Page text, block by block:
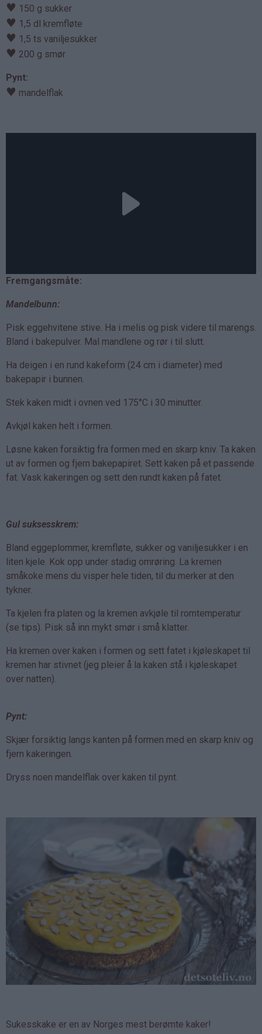
♥ 150 g sukker
♥ 1,5 dl kremfløte
♥ 1,5 ts vaniljesukker
♥ 200 g smør
Pynt:
♥ mandelflak
Fremgangsmåte:
Mandelbunn:
Pisk eggehvitene stive. Ha i melis og pisk videre til marengs.
Bland i bakepulver. Mal mandlene og rør i til slutt.
Ha deigen i en rund kakeform (24 cm i diameter) med
bakepapir i bunnen.
Stek kaken midt i ovnen ved 175°C i 30 minutter.
Avkjøl kaken helt i formen.
Løsne kaken forsiktig fra formen med en skarp kniv. Ta kaken
ut av formen og fjern bakepapiret. Sett kaken på et passende
fat. Vask kakeringen og sett den rundt kaken på fatet.
Gul suksesskrem:
Bland eggeplommer, kremfløte, sukker og vaniljesukker i en
liten kjele. Kok opp under stadig omrøring. La kremen
småkoke mens du visper hele tiden, til du merker at den
tykner.
Ta kjelen fra platen og la kremen avkjøle til romtemperatur
(se tips). Pisk så inn mykt smør i små klatter.
Ha kremen over kaken i formen og sett fatet i kjøleskapet til
kremen har stivnet (jeg pleier å la kaken stå i kjøleskapet
over natten).
Pynt:
Skjær forsiktig langs kanten på formen med en skarp kniv og
fjern kakeringen.
Dryss noen mandelflak over kaken til pynt.
Sukesskake er en av Norges mest berømte kaker!